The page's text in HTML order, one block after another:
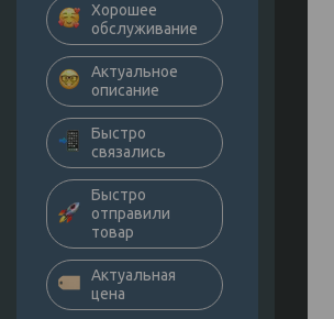
Хорошее
обслуживание
Актуальное
описание
Быстро
связались
Быстро
отправили
товар
Актуальная
цена